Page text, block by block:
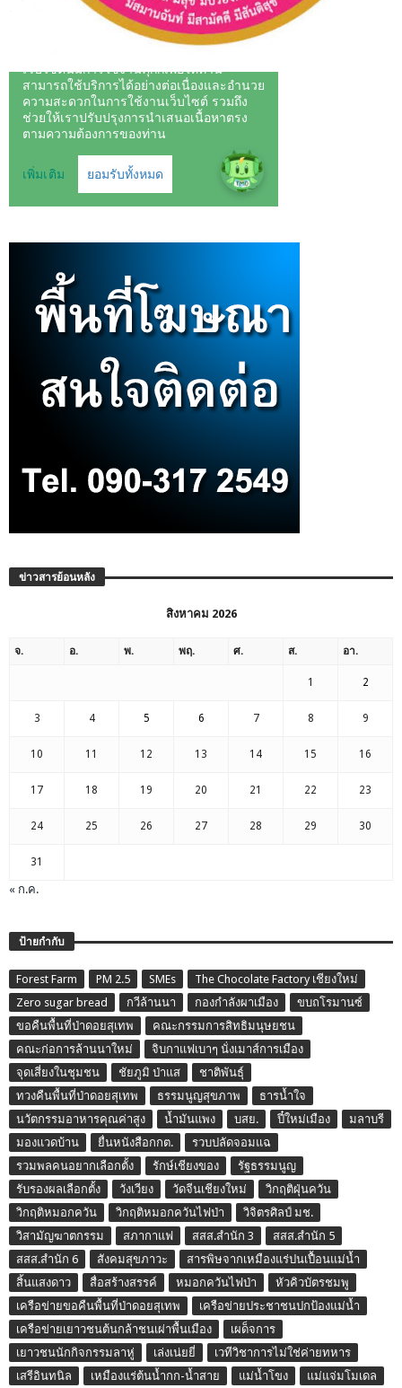
ข่าวสารย้อนหลัง
สิงหาคม 2026
จ. อ. พ. พฤ. ศ. ส. อา.
1 2
3 4 5 6 7 8 9
10 11 12 13 14 15 16
17 18 19 20 21 22 23
24 25 26 27 28 29 30
31
« ก.ค.
ป้ายกำกับ
Forest Farm PM 2.5 SMEs
The Chocolate Factory เชียงใหม่
Zero sugar bread
กวีล้านนา กองกำลังผาเมือง
ขบถโรมานซ์
ขอคืนพื้นที่ป่าดอยสุเทพ
คณะกรรมการสิทธิมนุษยชน
คณะก่อการล้านนาใหม่
จิบกาแฟเบาๆ นั่งเมาส์การเมือง
จุดเสี่ยงในชุมชน
ชัยภูมิ ป่าแส
ชาติพันธุ์
ทวงคืนพื้นที่ป่าดอยสุเทพ
ธรรมนูญสุขภาพ
ธารน้ำใจ
นวัตกรรมอาหารคุณค่าสูง
น้ำมันแพง บสย. ปี๋ใหม่เมือง
มลาบรี
มองแวดบ้าน
ยื่นหนังสือกกต.
รวบปลัดจอมแฉ
รวมพลคนอยากเลือกตั้ง
รักษ์เชียงของ
รัฐธรรมนูญ
รับรองผลเลือกตั้ง
วังเวียง วัดจีนเชียงใหม่
วิกฤติฝุ่นควัน
วิกฤติหมอกควัน
วิกฤติหมอกควันไฟป่า
วิจิตรศิลป์ มช.
วิสามัญฆาตกรรม
สภากาแฟ สสส.สำนัก 3
สสส.สำนัก 5
สสส.สำนัก 6
สังคมสุขภาวะ
สารพิษจากเหมืองแร่ปนเปื้อนแม่น้ำ
สิ้นแสงดาว
สื่อสร้างสรรค์ หมอกควันไฟป่า
หัวคิวบัตรชมพู
เครือข่ายขอคืนพื้นที่ป่าดอยสุเทพ
เครือข่ายประชาชนปกป้องแม่น้ำ
เครือข่ายเยาวชนต้นกล้าชนเผ่าพื้นเมือง
เผด็จการ
เยาวชนนักกิจกรรมลาหู่
เล่งเน่ยยี่
เวทีวิชาการไม่ใช่ค่ายทหาร
เสรีอินทนิล
เหมืองแร่ต้นน้ำกก-น้ำสาย แม่น้ำโขง แม่แจ่มโมเดล